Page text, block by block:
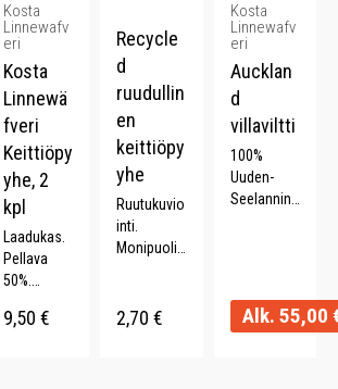
Kosta
Linnewafv
eri
Kosta
Linnewä
fveri
Keittiöpy
yhe, 2
kpl
Laadukas.
Pellava
50%.
nti. 2 kpl.
9,50 €
Recycle
d
ruudullin
en
keittiöpy
yhe
Ruutukuvio
inti.
Monipuolin
puuvillaa
2,70 €
Kosta
Linnewafv
eri
Aucklan
d
villaviltti
100%
Uuden-
Seelannin
Alk. 55,00